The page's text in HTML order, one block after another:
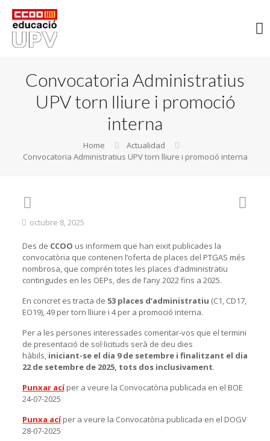
Convocatoria Administratius
UPV torn lliure i promoció
interna
Home
Actualidad
Convocatoria Administratius UPV torn lliure i promoció interna
octubre 8, 2025
Des de CCOO us informem que han eixit publicades la
convocatòria que contenen l’oferta de places del PTGAS més
nombrosa, que comprén totes les places d’administratiu
contingudes en les OEPs, des de l’any 2022 fins a 2025.
En concret es tracta de 53 places d’administratiu (C1, CD17,
EO19), 49 per torn lliure i 4 per a promoció interna.
Per a les persones interessades comentar-vos que el termini
de presentació de sol·licituds serà de deu dies
hàbils, iniciant-se el dia 9 de setembre i finalitzant el dia
22 de setembre de 2025, tots dos inclusivament.
Punxar acíper a veure la Convocatòria publicada en el BOE
24-07-2025
Punxa acíper a veure la Convocatòria publicada en el DOGV
28-07-2025